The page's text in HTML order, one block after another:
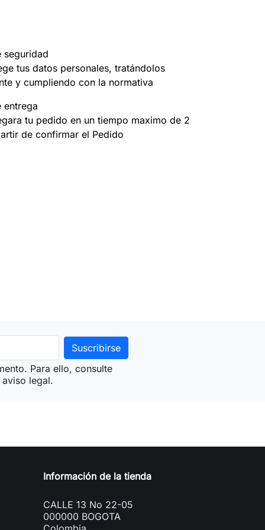
seguridad
tus datos personales, tratándolos
y cumpliendo con la normativa
entrega
tu pedido en un tiempo maximo de 2
de confirmar el Pedido
Para ello, consulte
legal.
Información de la tienda
CALLE 13 No 22-05
000000 BOGOTA